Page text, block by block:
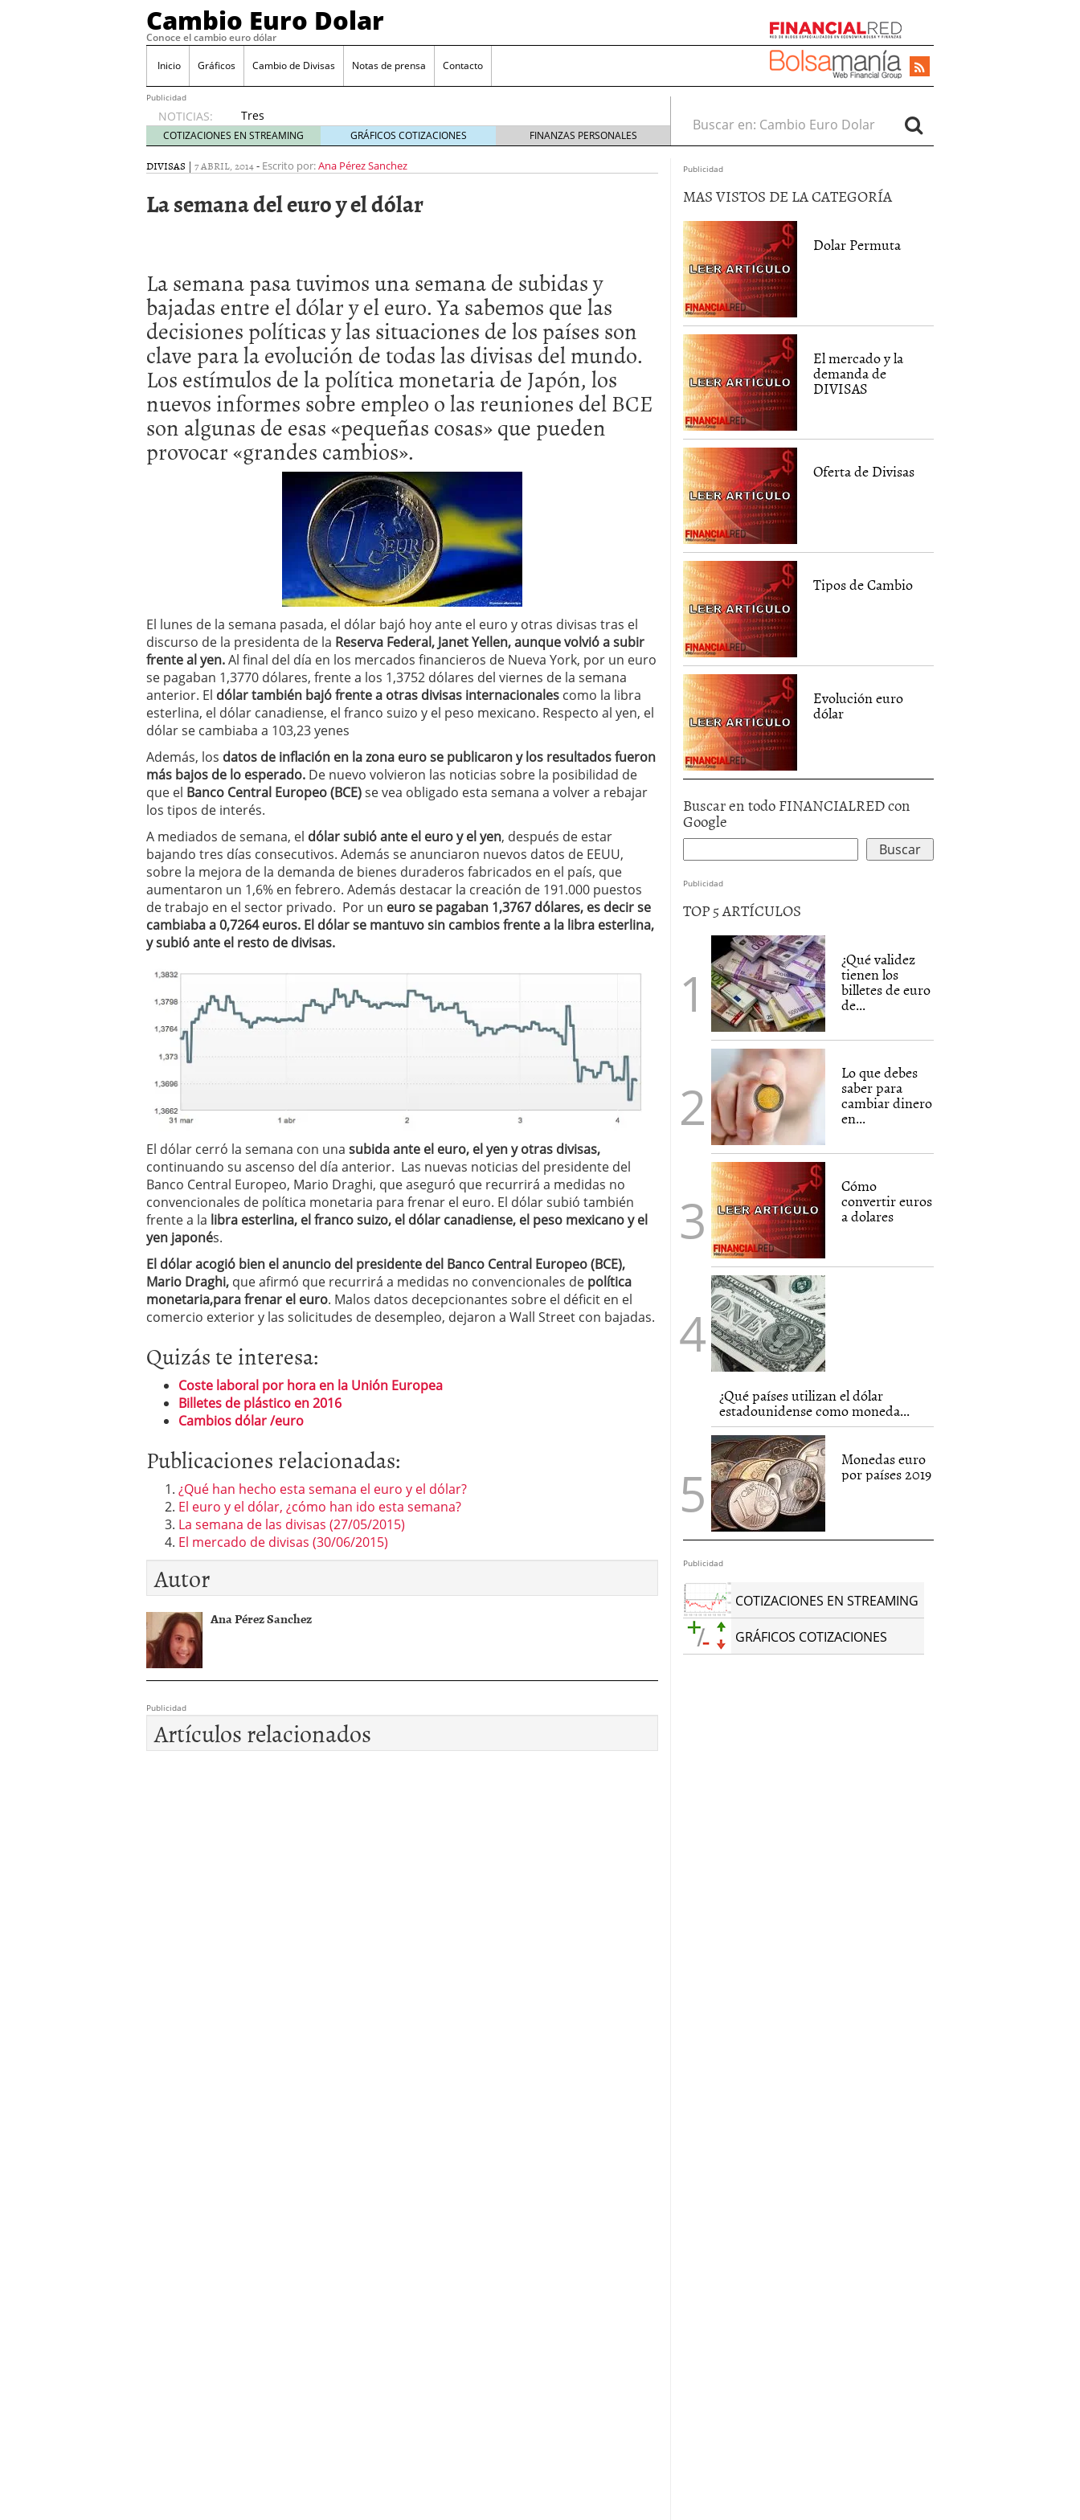
Cambio Euro Dolar
Conoce el cambio euro dólar
Inicio Gráficos Cambio de Divisas Notas de prensa Contacto
Publicidad
NOTICIAS:
Tres
escenarios
posibles
para el
según
las
26/01/2026
Informe de mercado: el euro se mantiene cerca de 1,174 USD tras rebote
del dólar 21/01/2026
Qué está moviendo hoy el cambio euro-dólar
17/01/2026
Contexto del dólar fuerte: próximos reportes de empleo de EE. UU. se
convierten en foco principal para el par EUR/USD 09/01/2026
El dólar vive su mayor caída anual desde 2017 mientras analistas esperan
más debilidad en 2026 05/01/2026
COTIZACIONES EN STREAMING GRÁFICOS COTIZACIONES FINANZAS PERSONALES
Buscar en:
DIVISAS | 7 ABRIL, 2014- Escrito por:Ana Pérez Sanchez
La semana del euro y el dólar
La semana pasa tuvimos una semana de subidas y
bajadas entre el dólar y el euro. Ya sabemos que las
decisiones políticas y las situaciones de los países son
clave para la evolución de todas las divisas del mundo.
Los estímulos de la política monetaria de Japón, los
nuevos informes sobre empleo o las reuniones del BCE
son algunas de esas «pequeñas cosas» que pueden
provocar «grandes cambios».
El lunes de la semana pasada, el dólar bajó hoy ante el euro y otras divisas tras el
discurso de la presidenta de la Reserva Federal, Janet Yellen, aunque volvió a subir
frente al yen.Al final del día en los mercados financieros de Nueva York, por un euro
se pagaban 1,3770 dólares, frente a los 1,3752 dólares del viernes de la semana
anterior. El dólar también bajó frente a otras divisas internacionales como la libra
esterlina, el dólar canadiense, el franco suizo y el peso mexicano. Respecto al yen, el
dólar se cambiaba a 103,23 yenes
Además, los datos de inflación en la zona euro se publicaron y los resultados fueron
más bajos de lo esperado. De nuevo volvieron las noticias sobre la posibilidad de
que el Banco Central Europeo (BCE)se vea obligado esta semana a volver a rebajar
los tipos de interés.
A mediados de semana, el dólar subió ante el euro y el yen, después de estar
bajando tres días consecutivos. Además se anunciaron nuevos datos de EEUU,
sobre la mejora de la demanda de bienes duraderos fabricados en el país, que
aumentaron un 1,6% en febrero. Además destacar la creación de 191.000 puestos
de trabajo en el sector privado. Por un euro se pagaban 1,3767 dólares, es decir se
cambiaba a 0,7264 euros. El dólar se mantuvo sin cambios frente a la libra esterlina,
y subió ante el resto de divisas.
El dólar cerró la semana con una subida ante el euro, el yen y otras divisas,
continuando su ascenso del día anterior. Las nuevas noticias del presidente del
Banco Central Europeo, Mario Draghi, que aseguró que recurrirá a medidas no
convencionales de política monetaria para frenar el euro. El dólar subió también
frente a la libra esterlina, el franco suizo, el dólar canadiense, el peso mexicano y el
yen japonés.
El dólar acogió bien el anuncio del presidente del Banco Central Europeo (BCE),
Mario Draghi, que afirmó que recurrirá a medidas no convencionales de política
monetaria,para frenar el euro. Malos datos decepcionantes sobre el déficit en el
comercio exterior y las solicitudes de desempleo, dejaron a Wall Street con bajadas.
Quizás te interesa:
Coste laboral por hora en la Unión Europea
Billetes de plástico en 2016
Cambios dólar /euro
Publicaciones relacionadas:
¿Qué han hecho esta semana el euro y el dólar?
El euro y el dólar, ¿cómo han ido esta semana?
La semana de las divisas (27/05/2015)
El mercado de divisas (30/06/2015)
Autor
Ana Pérez Sanchez
Publicidad
Artículos relacionados
Publicidad
MAS VISTOS DE LA CATEGORÍA
Dolar Permuta
El mercado y la
demanda de
DIVISAS
Oferta de Divisas
Tipos de Cambio
Evolución euro
dólar
Buscar en todo FINANCIALRED con
Google
Publicidad
TOP 5 ARTÍCULOS
¿Qué validez
tienen los
billetes de euro
de...
Lo que debes
saber para
cambiar dinero
en...
Cómo
convertir euros
a dolares
¿Qué países utilizan el dólar
estadounidense como moneda...
Monedas euro
por países 2019
Publicidad
COTIZACIONES EN STREAMING
GRÁFICOS COTIZACIONES